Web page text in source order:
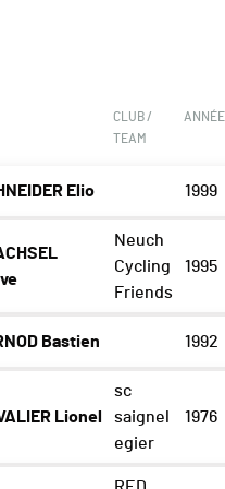
CLUB /
TEAM
ANNÉE
Elio 1999
Neuch
Cycling
Friends
1995
Bastien 1992
Lionel
sc
saignel
egier
1976